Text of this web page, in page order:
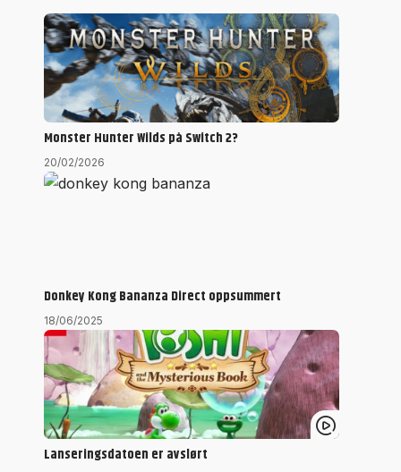
Monster Hunter Wilds på Switch 2?
20/02/2026
Donkey Kong Bananza Direct oppsummert
18/06/2025
Lanseringsdatoen er avslørt